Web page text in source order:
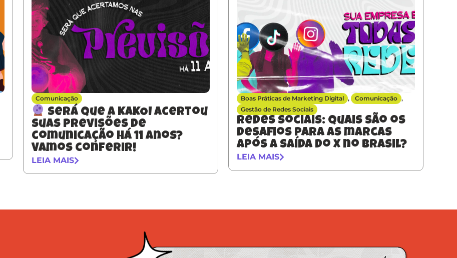
Comunicação
Será que a KAKOI acertou
suas previsões de
comunicação há 11 anos?
Vamos conferir!
LEIA MAIS
Boas Práticas de Marketing Digital , Comunicação ,
Gestão de Redes Sociais
Redes sociais: quais são os
desafios para as marcas
após a saída do X no Brasil?
LEIA MAIS